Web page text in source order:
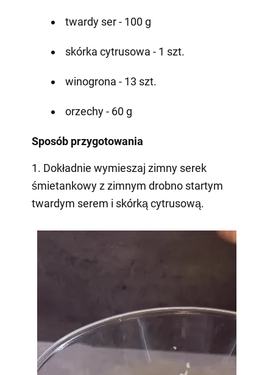
twardy ser - 100 g
skórka cytrusowa - 1 szt.
winogrona - 13 szt.
orzechy - 60 g
Sposób przygotowania
1. Dokładnie wymieszaj zimny serek
śmietankowy z zimnym drobno startym
twardym serem i skórką cytrusową.